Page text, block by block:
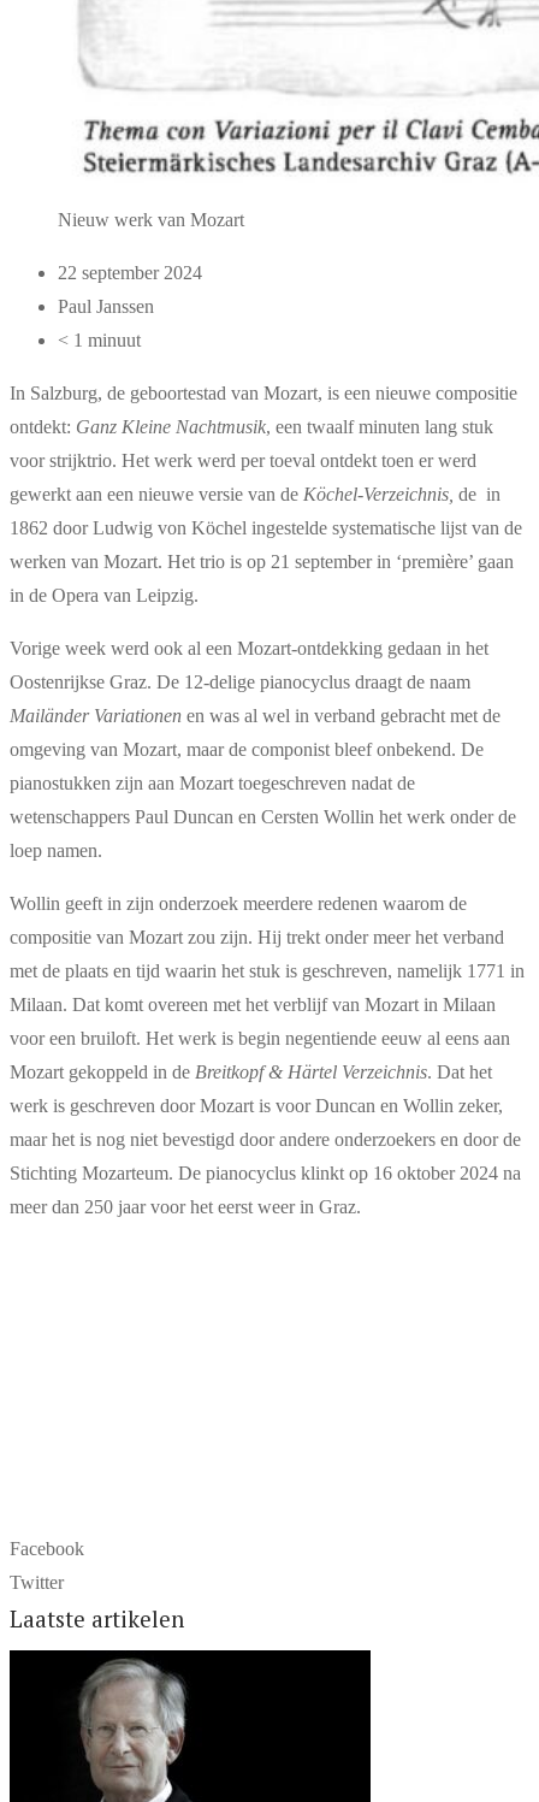
Nieuw werk van Mozart
22 september 2024
Paul Janssen
< 1 minuut
In Salzburg, de geboortestad van Mozart, is een nieuwe compositie
ontdekt: Ganz Kleine Nachtmusik, een twaalf minuten lang stuk
voor strijktrio. Het werk werd per toeval ontdekt toen er werd
gewerkt aan een nieuwe versie van de Köchel-Verzeichnis, de in
1862 door Ludwig von Köchel ingestelde systematische lijst van de
werken van Mozart. Het trio is op 21 september in ‘première’ gaan
in de Opera van Leipzig.
Vorige week werd ook al een Mozart-ontdekking gedaan in het
Oostenrijkse Graz. De 12-delige pianocyclus draagt de naam
Mailänder Variationen en was al wel in verband gebracht met de
omgeving van Mozart, maar de componist bleef onbekend. De
pianostukken zijn aan Mozart toegeschreven nadat de
wetenschappers Paul Duncan en Cersten Wollin het werk onder de
loep namen.
Wollin geeft in zijn onderzoek meerdere redenen waarom de
compositie van Mozart zou zijn. Hij trekt onder meer het verband
met de plaats en tijd waarin het stuk is geschreven, namelijk 1771 in
Milaan. Dat komt overeen met het verblijf van Mozart in Milaan
voor een bruiloft. Het werk is begin negentiende eeuw al eens aan
Mozart gekoppeld in de Breitkopf & Härtel Verzeichnis. Dat het
werk is geschreven door Mozart is voor Duncan en Wollin zeker,
maar het is nog niet bevestigd door andere onderzoekers en door de
Stichting Mozarteum. De pianocyclus klinkt op 16 oktober 2024 na
meer dan 250 jaar voor het eerst weer in Graz.
Facebook
Twitter
Laatste artikelen